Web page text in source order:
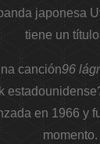
japonesa
tiene un título
canción96
en 1966 y
momento.